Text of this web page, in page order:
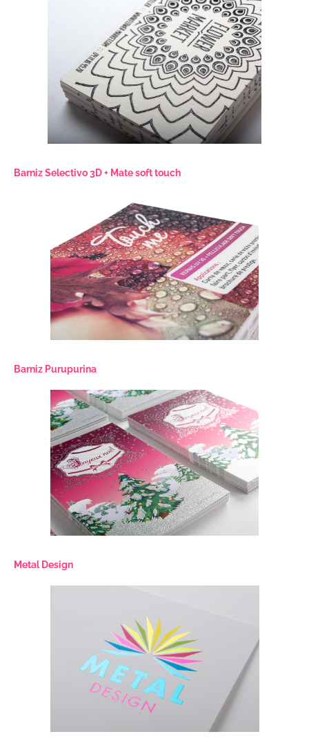
Barniz Selectivo 3D + Mate soft touch
Barniz Purupurina
Metal Design